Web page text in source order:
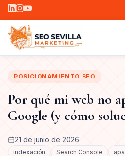
POSICIONAMIENTO SEO
Por qué mi web no
Google (y cómo
21 de junio de 2026
indexación Search Console